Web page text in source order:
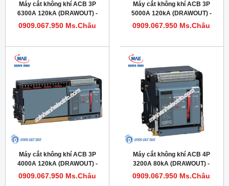
Máy cắt không khí ACB 3P
6300A 120kA (DRAWOUT) -
Model HDW663633DHVV56M
0909.067.950 Ms.Châu
Máy cắt không khí ACB 3P
5000A 120kA (DRAWOUT) -
Model HDW663503DHVV56M
0909.067.950 Ms.Châu
Máy cắt không khí ACB 3P
4000A 120kA (DRAWOUT) -
Model HDW663403DHVV56M
0909.067.950 Ms.Châu
Máy cắt không khí ACB 4P
3200A 80kA (DRAWOUT) -
Model HDW632324DHVV56M
0909.067.950 Ms.Châu